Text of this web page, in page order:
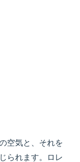
空気と、それを
られます。ロレ